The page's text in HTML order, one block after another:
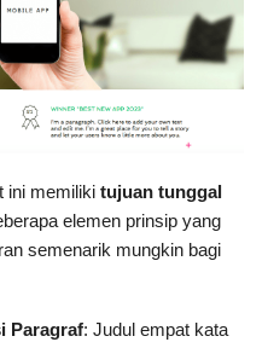
ini memiliki tujuan tunggal
elemen prinsip yang
semenarik mungkin bagi
Paragraf: Judul empat kata